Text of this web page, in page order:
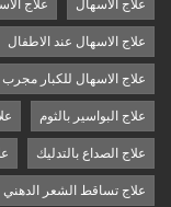
علاج الاسهال علاج
علاج الاسهال عند الاطفال
علاج الاسهال للكبار مجرب
علاج البواسير بالثوم
علاج الصداع بالتدليك
علاج تساقط الشعر الدهني